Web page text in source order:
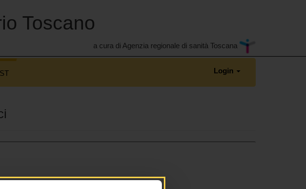
Toscano
a cura di Agenzia regionale di sanità Toscana
Login